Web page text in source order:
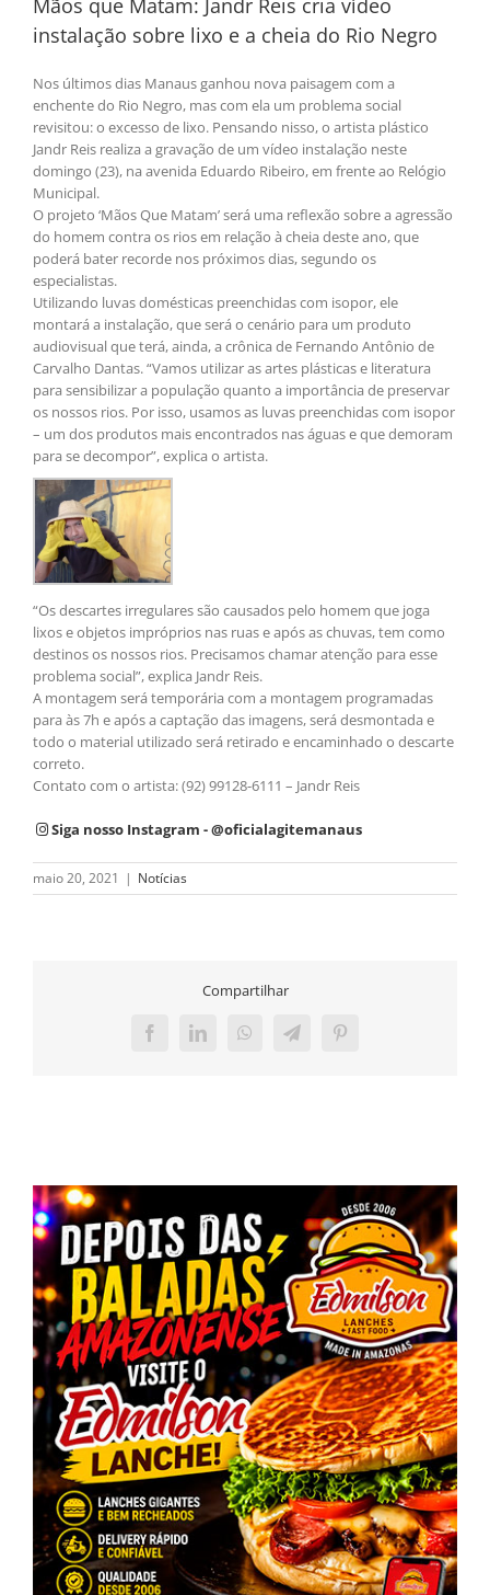
Mãos que Matam: Jandr Reis cria vídeo
instalação sobre lixo e a cheia do Rio Negro
Nos últimos dias Manaus ganhou nova paisagem com a
enchente do Rio Negro, mas com ela um problema social
revisitou: o excesso de lixo. Pensando nisso, o artista plástico
Jandr Reis realiza a gravação de um vídeo instalação neste
domingo (23), na avenida Eduardo Ribeiro, em frente ao Relógio
Municipal.
O projeto ‘Mãos Que Matam’ será uma reflexão sobre a agressão
do homem contra os rios em relação à cheia deste ano, que
poderá bater recorde nos próximos dias, segundo os
especialistas.
Utilizando luvas domésticas preenchidas com isopor, ele
montará a instalação, que será o cenário para um produto
audiovisual que terá, ainda, a crônica de Fernando Antônio de
Carvalho Dantas. “Vamos utilizar as artes plásticas e literatura
para sensibilizar a população quanto a importância de preservar
os nossos rios. Por isso, usamos as luvas preenchidas com isopor
– um dos produtos mais encontrados nas águas e que demoram
para se decompor”, explica o artista.
“Os descartes irregulares são causados pelo homem que joga
lixos e objetos impróprios nas ruas e após as chuvas, tem como
destinos os nossos rios. Precisamos chamar atenção para esse
problema social”, explica Jandr Reis.
A montagem será temporária com a montagem programadas
para às 7h e após a captação das imagens, será desmontada e
todo o material utilizado será retirado e encaminhado o descarte
correto.
Contato com o artista: (92) 99128-6111 – Jandr Reis
Siga nosso Instagram - @oficialagitemanaus
maio 20, 2021 | Notícias
Compartilhar
FacebookLinkedInWhatsAppTelegramPinterest